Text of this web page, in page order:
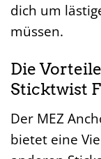
dich um
müssen.
Die
Sticktwist
Der MEZ
bietet eine